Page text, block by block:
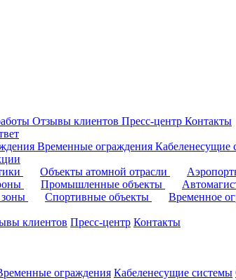
Отзывы клиентов Пресс-центр Контакты
Временные ограждения Кабеленесущие
Объекты атомной отрасли
Промышленные объекты
Спортивные объекты
Временное
клиентов Пресс-центр Контакты
ограждения Кабеленесущие системы